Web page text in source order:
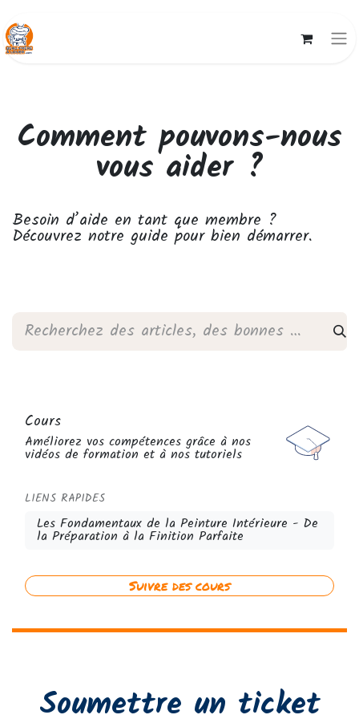
Comment pouvons-nous
vous aider ?
Besoin d’aide en tant que membre ?
Découvrez notre guide pour bien démarrer.
Cours
Améliorez vos compétences grâce à nos
vidéos de formation et à nos tutoriels
LIENS RAPIDES
Les Fondamentaux de la Peinture Intérieure - De
la Préparation à la Finition Parfaite
Suivre des cours
Soumettre un ticket